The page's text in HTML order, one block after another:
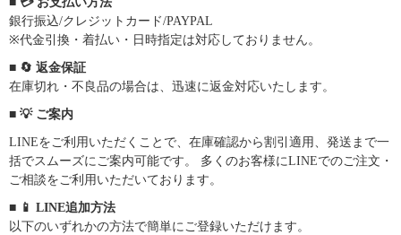
銀行振込/クレジットカード/PAYPAL
※代金引換・着払い・日時指定は対応しておりません。
■ 🔄 返金保証
在庫切れ・不良品の場合は、迅速に返金対応いたします。
■ 💡 ご案内
LINEをご利用いただくことで、在庫確認から割引適用、発送まで一
括でスムーズにご案内可能です。 多くのお客様にLINEでのご注文・
ご相談をご利用いただいております。
■ 📱 LINE追加方法
以下のいずれかの方法で簡単にご登録いただけます。